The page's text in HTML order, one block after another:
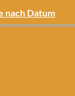
nach Datum